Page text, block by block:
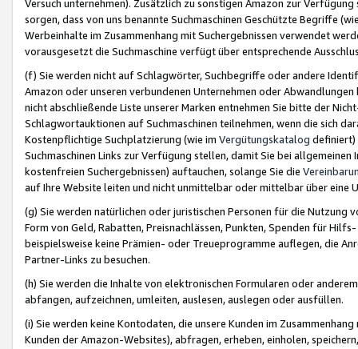
Versuch unternehmen). Zusätzlich zu sonstigen Amazon zur
sorgen, dass von uns benannte Suchmaschinen Geschützte Begriffe
Werbeinhalte im Zusammenhang mit Suchergebnissen verwendet
vorausgesetzt die Suchmaschine verfügt über entsprechende
(f) Sie werden nicht auf Schlagwörter, Suchbegriffe oder andere
Amazon oder unseren verbundenen Unternehmen oder
nicht abschließende Liste unserer Marken entnehmen Sie bitte der
Schlagwortauktionen auf Suchmaschinen teilnehmen, wenn die sich
Kostenpflichtige Suchplatzierung (wie im Vergütungskatalog definiert)
Suchmaschinen Links zur Verfügung stellen, damit Sie bei
kostenfreien Suchergebnissen) auftauchen, solange Sie die
auf Ihre Website leiten und nicht unmittelbar oder mittelbar über eine
(g) Sie werden natürlichen oder juristischen Personen für die Nutzung
Form von Geld, Rabatten, Preisnachlässen, Punkten, Spenden für
beispielsweise keine Prämien- oder Treueprogramme auflegen, die
Partner-Links zu besuchen.
(h) Sie werden die Inhalte von elektronischen Formularen oder
abfangen, aufzeichnen, umleiten, auslesen, auslegen oder ausfüllen.
(i) Sie werden keine Kontodaten, die unsere Kunden im
Kunden der Amazon-Websites), abfragen, erheben, einholen,